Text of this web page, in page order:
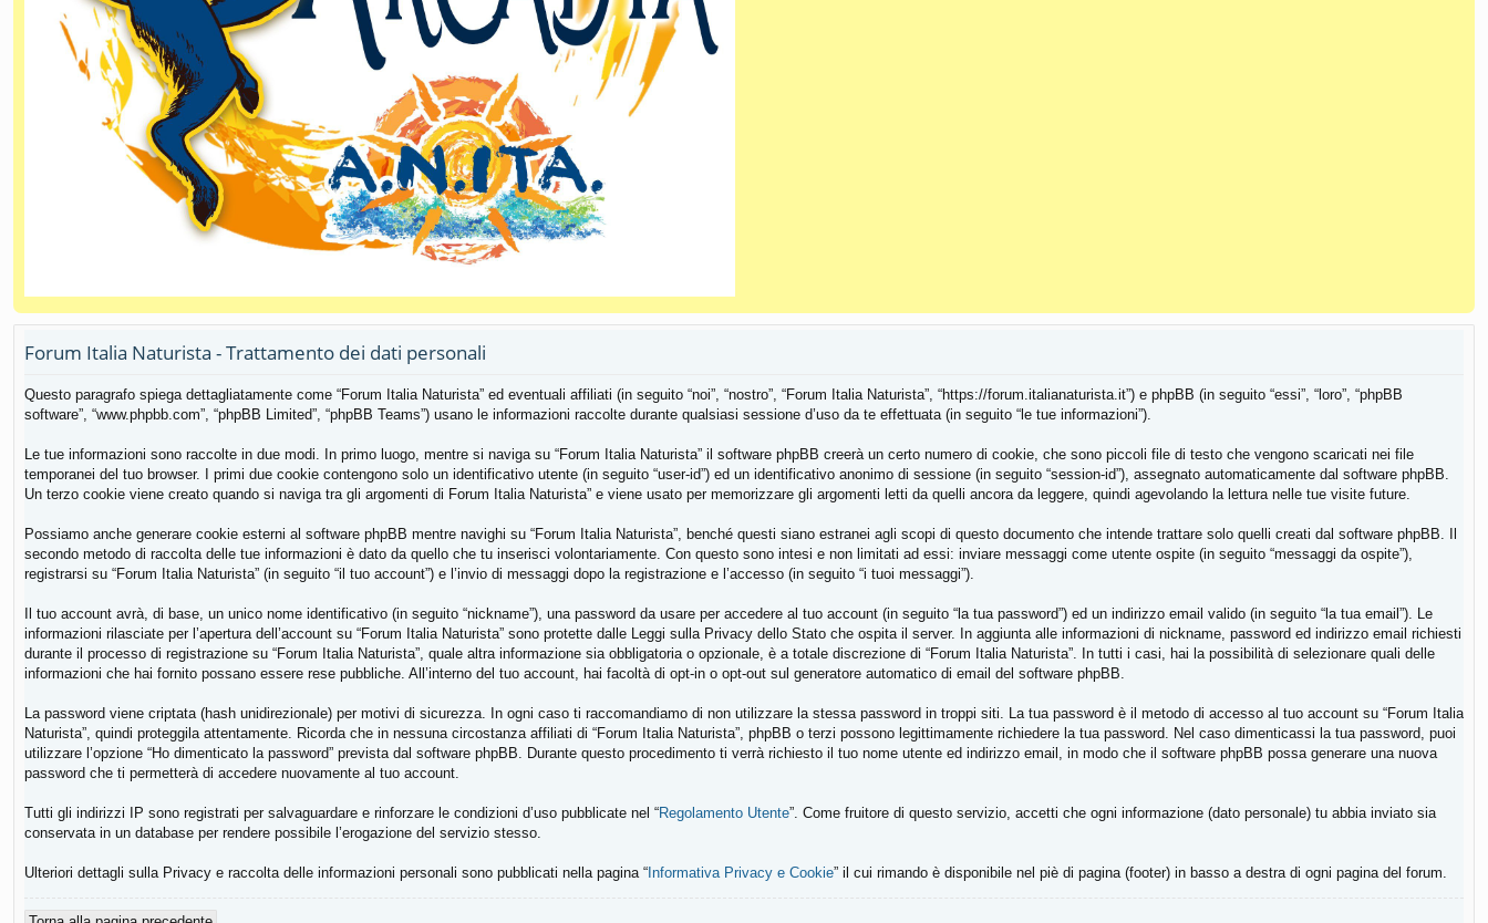
Forum Italia Naturista - Trattamento dei dati personali
Questo paragrafo spiega dettagliatamente come “Forum Italia Naturista” ed eventuali affiliati (in seguito “noi”, “nostro”, “Forum Italia Naturista”, “https://forum.italianaturista.it”) e phpBB (in seguito “essi”, “loro”, “phpBB
software”, “www.phpbb.com”, “phpBB Limited”, “phpBB Teams”) usano le informazioni raccolte durante qualsiasi sessione d’uso da te effettuata (in seguito “le tue informazioni”).
Le tue informazioni sono raccolte in due modi. In primo luogo, mentre si naviga su “Forum Italia Naturista” il software phpBB creerà un certo numero di cookie, che sono piccoli file di testo che vengono scaricati nei file
temporanei del tuo browser. I primi due cookie contengono solo un identificativo utente (in seguito “user-id”) ed un identificativo anonimo di sessione (in seguito “session-id”), assegnato automaticamente dal software phpBB.
Un terzo cookie viene creato quando si naviga tra gli argomenti di Forum Italia Naturista” e viene usato per memorizzare gli argomenti letti da quelli ancora da leggere, quindi agevolando la lettura nelle tue visite future.
Possiamo anche generare cookie esterni al software phpBB mentre navighi su “Forum Italia Naturista”, benché questi siano estranei agli scopi di questo documento che intende trattare solo quelli creati dal software phpBB. Il
secondo metodo di raccolta delle tue informazioni è dato da quello che tu inserisci volontariamente. Con questo sono intesi e non limitati ad essi: inviare messaggi come utente ospite (in seguito “messaggi da ospite”),
registrarsi su “Forum Italia Naturista” (in seguito “il tuo account”) e l’invio di messaggi dopo la registrazione e l’accesso (in seguito “i tuoi messaggi”).
Il tuo account avrà, di base, un unico nome identificativo (in seguito “nickname”), una password da usare per accedere al tuo account (in seguito “la tua password”) ed un indirizzo email valido (in seguito “la tua email”). Le
informazioni rilasciate per l’apertura dell’account su “Forum Italia Naturista” sono protette dalle Leggi sulla Privacy dello Stato che ospita il server. In aggiunta alle informazioni di nickname, password ed indirizzo email richiesti
durante il processo di registrazione su “Forum Italia Naturista”, quale altra informazione sia obbligatoria o opzionale, è a totale discrezione di “Forum Italia Naturista”. In tutti i casi, hai la possibilità di selezionare quali delle
informazioni che hai fornito possano essere rese pubbliche. All’interno del tuo account, hai facoltà di opt-in o opt-out sul generatore automatico di email del software phpBB.
La password viene criptata (hash unidirezionale) per motivi di sicurezza. In ogni caso ti raccomandiamo di non utilizzare la stessa password in troppi siti. La tua password è il metodo di accesso al tuo account su “Forum Italia
Naturista”, quindi proteggila attentamente. Ricorda che in nessuna circostanza affiliati di “Forum Italia Naturista”, phpBB o terzi possono legittimamente richiedere la tua password. Nel caso dimenticassi la tua password, puoi
utilizzare l’opzione “Ho dimenticato la password” prevista dal software phpBB. Durante questo procedimento ti verrà richiesto il tuo nome utente ed indirizzo email, in modo che il software phpBB possa generare una nuova
password che ti permetterà di accedere nuovamente al tuo account.
Tutti gli indirizzi IP sono registrati per salvaguardare e rinforzare le condizioni d’uso pubblicate nel “Regolamento Utente”. Come fruitore di questo servizio, accetti che ogni informazione (dato personale) tu abbia inviato sia
conservata in un database per rendere possibile l’erogazione del servizio stesso.
Ulteriori dettagli sulla Privacy e raccolta delle informazioni personali sono pubblicati nella pagina “Informativa Privacy e Cookie” il cui rimando è disponibile nel piè di pagina (footer) in basso a destra di ogni pagina del forum.